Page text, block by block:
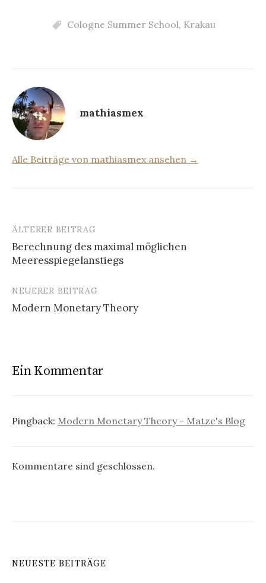
Cologne Summer School, Krakau
mathiasmex
Alle Beiträge von mathiasmex ansehen →
Beitrags-
Navigation
ÄLTERER BEITRAG
Berechnung des maximal möglichen
Meeresspiegelanstiegs
NEUERER BEITRAG
Modern Monetary Theory
Ein Kommentar
Pingback: Modern Monetary Theory - Matze's Blog
Kommentare sind geschlossen.
NEUESTE BEITRÄGE